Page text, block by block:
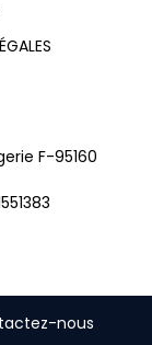
nous
F-95160